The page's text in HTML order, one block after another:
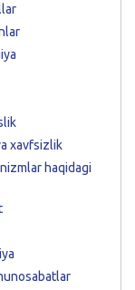
xavfsizlik
haqidagi